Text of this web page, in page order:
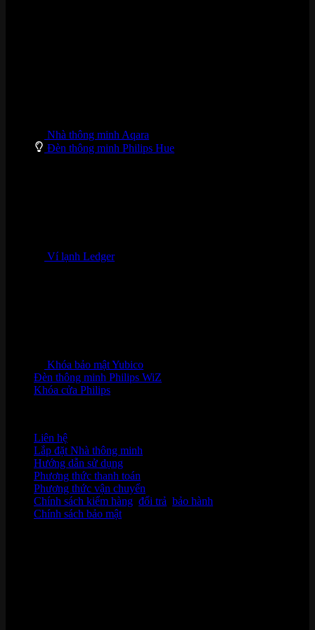
Nhà thông minh Aqara
Đèn thông minh Philips Hue
Ví lạnh Ledger
Khóa bảo mật Yubico
Đèn thông minh Philips WiZ
Khóa cửa Philips
Liên hệ
Lắp đặt Nhà thông minh
Hướng dẫn sử dụng
Phương thức thanh toán
Phương thức vận chuyển
Chính sách kiểm hàng đổi trả bảo hành
Chính sách bảo mật